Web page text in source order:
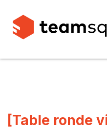
[Table ronde